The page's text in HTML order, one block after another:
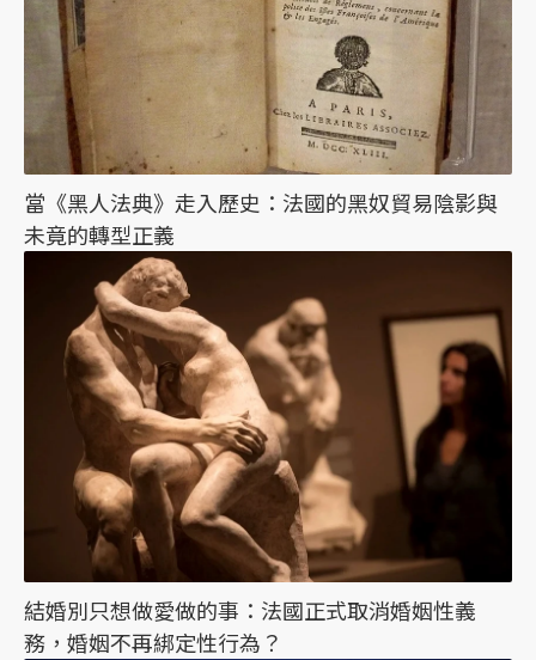
當《黑人法典》走入歷史：法國的黑奴貿易陰影與
未竟的轉型正義
結婚別只想做愛做的事：法國正式取消婚姻性義
務，婚姻不再綁定性行為？